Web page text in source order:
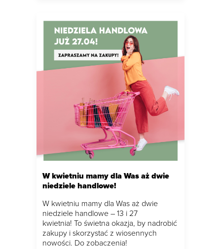
W kwietniu mamy dla Was aż dwie
niedziele handlowe!
W kwietniu mamy dla Was aż dwie
niedziele handlowe – 13 i 27
kwietnia! To świetna okazja, by nadrobić
zakupy i skorzystać z wiosennych
nowości. Do zobaczenia!